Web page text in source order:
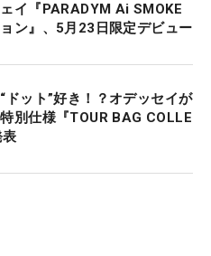
イ『PARADYM Ai SMOKE
ン』、5月23日限定デビュー
ドット”好き！？オデッセイが
別仕様『TOUR BAG COLLE